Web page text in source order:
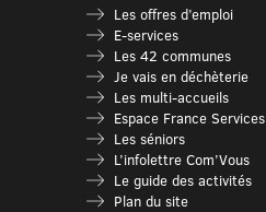
Les offres d’emploi
E-services
Les 42 communes
Je vais en déchèterie
Les multi-accueils
Espace France Services
Les séniors
L’infolettre Com’Vous
Le guide des activités
Plan du site